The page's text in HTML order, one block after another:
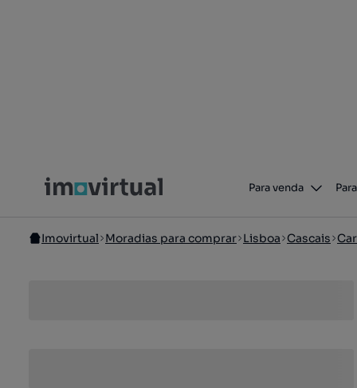
Para venda
Imovirtual Moradias para comprar Lisboa Cascais